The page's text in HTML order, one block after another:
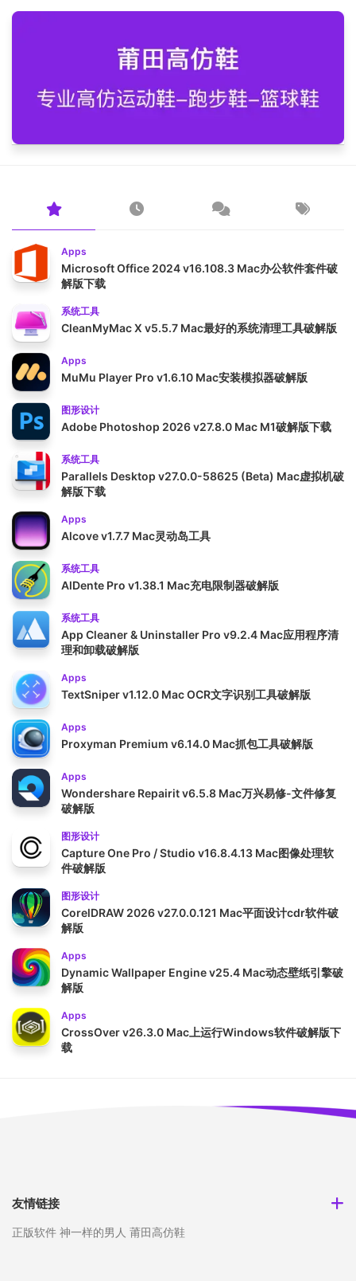
Apps
Microsoft Office 2024 v16.108.3 Mac办公软件套件破
解版下载
系统工具
CleanMyMac X v5.5.7 Mac最好的系统清理工具破解版
Apps
MuMu Player Pro v1.6.10 Mac安装模拟器破解版
图形设计
Adobe Photoshop 2026 v27.8.0 Mac M1破解版下载
系统工具
Parallels Desktop v27.0.0-58625 (Beta) Mac虚拟机破
解版下载
Apps
Alcove v1.7.7 Mac灵动岛工具
系统工具
AlDente Pro v1.38.1 Mac充电限制器破解版
系统工具
App Cleaner & Uninstaller Pro v9.2.4 Mac应用程序清
理和卸载破解版
Apps
TextSniper v1.12.0 Mac OCR文字识别工具破解版
Apps
Proxyman Premium v6.14.0 Mac抓包工具破解版
Apps
Wondershare Repairit v6.5.8 Mac万兴易修-文件修复
破解版
图形设计
Capture One Pro / Studio v16.8.4.13 Mac图像处理软
件破解版
图形设计
CorelDRAW 2026 v27.0.0.121 Mac平面设计cdr软件破
解版
Apps
Dynamic Wallpaper Engine v25.4 Mac动态壁纸引擎破
解版
Apps
CrossOver v26.3.0 Mac上运行Windows软件破解版下
载
友情链接
正版软件 神一样的男人 莆田高仿鞋